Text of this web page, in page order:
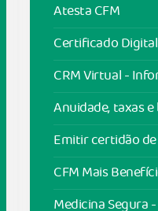
Atesta CFM
Certificado
CRM Virtual -
Anuidade, taxas
Emitir certidão
CFM Mais
Medicina Segura